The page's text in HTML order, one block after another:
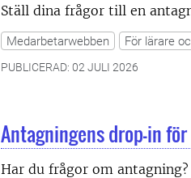
Ställ dina frågor till en
Medarbetarwebben För lärare
PUBLICERAD: 02 JULI 2026
Antagningens drop-in
Har du frågor om